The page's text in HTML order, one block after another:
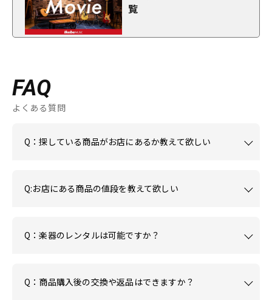
覧
FAQ
よくある質問
Q：探している商品がお店にあるか教えて欲しい
Q:お店にある商品の値段を教えて欲しい
Q：楽器のレンタルは可能ですか？
Q：商品購入後の交換や返品はできますか？